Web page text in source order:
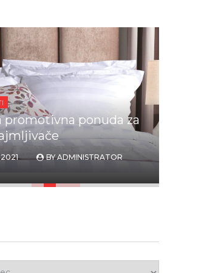
NOVOSTI IZ MEDIJA
Iznajmljivači oslobođeni druge
rate paušalnog poreza
2 LIPNJA, 2020 BYADMINISTRATOR